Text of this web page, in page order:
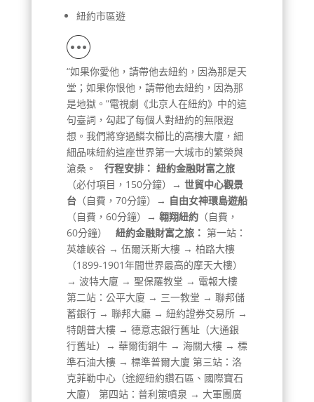
紐約市區遊
“如果你愛他，請帶他去紐約，因為那是天
堂；如果你恨他，請帶他去紐約，因為那
是地獄。”電視劇《北京人在紐約》中的這
句臺詞，勾起了每個人對紐約的無限遐
想。我們將穿過鱗次櫛比的高樓大廈，細
細品味紐約這座世界第一大城市的繁榮與
滄桑。 行程安排： 紐約金融財富之旅
（必付項目，150分鐘）
→ 世貿中心觀景
台（自費，70分鐘）
→ 自由女神環島遊船
（自費，60分鐘）
→ 翱翔紐約（自費，
60分鐘） 紐約金融財富之旅： 第一站：
英雄峽谷 → 伍爾沃斯大樓 → 柏路大樓
（1899-1901年間世界最高的摩天大樓）
→ 波特大廈 → 聖保羅教堂 → 電報大樓
第二站：公平大廈 → 三一教堂 → 聯邦儲
蓄銀行 → 聯邦大廳 → 紐約證券交易所 →
特朗普大樓 → 德意志銀行舊址（大通銀
行舊址）→ 華爾街銅牛 → 海關大樓 → 標
準石油大樓 → 標準普爾大廈 第三站：洛
克菲勒中心（途經紐約鑽石區、國際寶石
大廈） 第四站：普利策噴泉 → 大軍團廣